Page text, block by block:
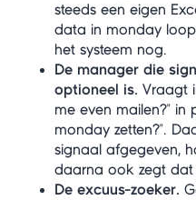
steeds een eigen
data in monday
het systeem nog.
De manager die
optioneel is. Vraagt
me even mailen?" in
monday zetten?".
signaal afgegeven,
daarna ook zegt dat
De excuus-zoeker.